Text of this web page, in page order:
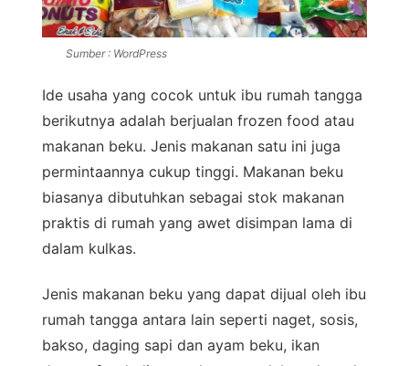
Sumber : WordPress
Ide usaha yang cocok untuk ibu rumah tangga
berikutnya adalah berjualan frozen food atau
makanan beku. Jenis makanan satu ini juga
permintaannya cukup tinggi. Makanan beku
biasanya dibutuhkan sebagai stok makanan
praktis di rumah yang awet disimpan lama di
dalam kulkas.
Jenis makanan beku yang dapat dijual oleh ibu
rumah tangga antara lain seperti naget, sosis,
bakso, daging sapi dan ayam beku, ikan